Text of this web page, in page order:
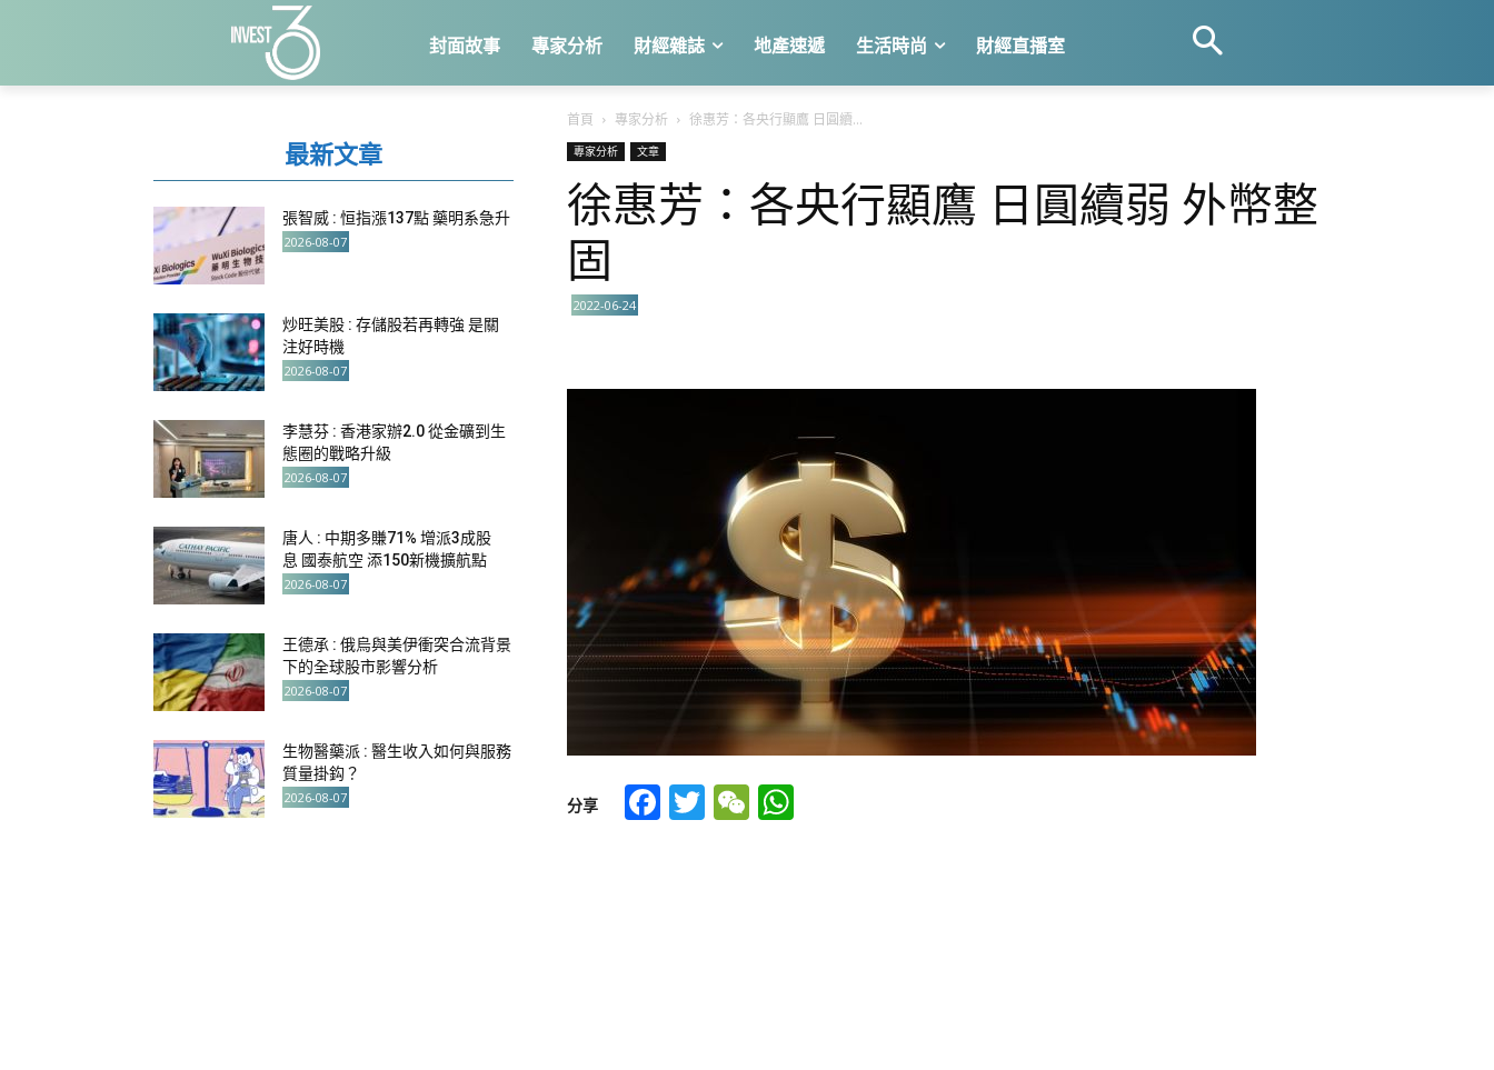
封面故事 專家分析 財經雜誌 地產速遞 生活時尚 財經直播室
首頁 專家分析 徐惠芳：各央行顯鷹 日圓續...
專家分析 文章
徐惠芳：各央行顯鷹 日圓續弱 外幣整
固
2022-06-24
分享 Facebook
TwitterWeChat
最新文章
張智威 : 恒指漲137點 藥明系急升
2026-08-07
炒旺美股 : 存儲股若再轉強 是關
注好時機
2026-08-07
李慧芬 : 香港家辦2.0 從金礦到生
態圈的戰略升級
2026-08-07
唐人 : 中期多賺71% 增派3成股
息 國泰航空 添150新機擴航點
2026-08-07
王德承 : 俄烏與美伊衝突合流背景
下的全球股市影響分析
2026-08-07
生物醫藥派 : 醫生收入如何與服務
質量掛鈎？
2026-08-07